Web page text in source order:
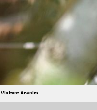
Visitant Anònim